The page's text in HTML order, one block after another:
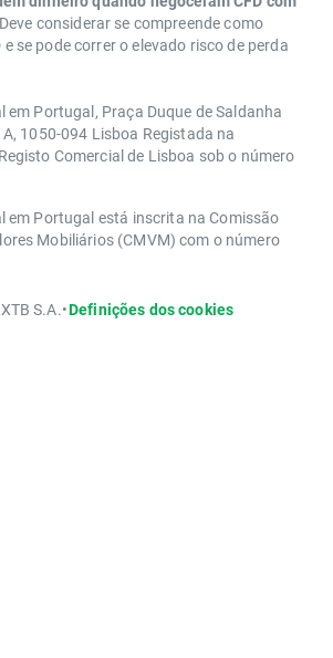
Deve considerar se compreende como
se pode correr o elevado risco de perda
em Portugal, Praça Duque de Saldanha
1050-094 Lisboa Registada na
Comercial de Lisboa sob o número
em Portugal está inscrita na Comissão
Mobiliários (CMVM) com o número
S.A.•Definições dos cookies